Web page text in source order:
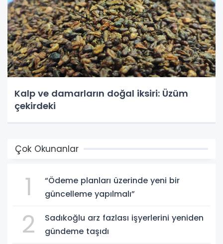
Kalp ve damarların doğal iksiri: Üzüm
çekirdeki
Çok Okunanlar
1
“Ödeme planları üzerinde yeni bir
güncelleme yapılmalı”
2
Sadıkoğlu arz fazlası işyerlerini yeniden
gündeme taşıdı